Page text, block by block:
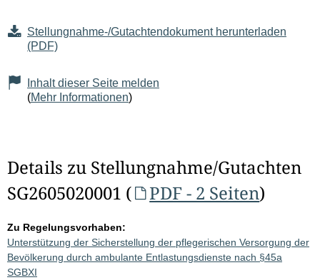
Stellungnahme-/Gutachtendokument herunterladen
(PDF)
Inhalt dieser Seite melden
(Mehr Informationen)
Details zu Stellungnahme/Gutachten
SG2605020001 (
PDF - 2 Seiten)
Zu Regelungsvorhaben:
Unterstützung der Sicherstellung der pflegerischen Versorgung der
Bevölkerung durch ambulante Entlastungsdienste nach §45a
SGBXI